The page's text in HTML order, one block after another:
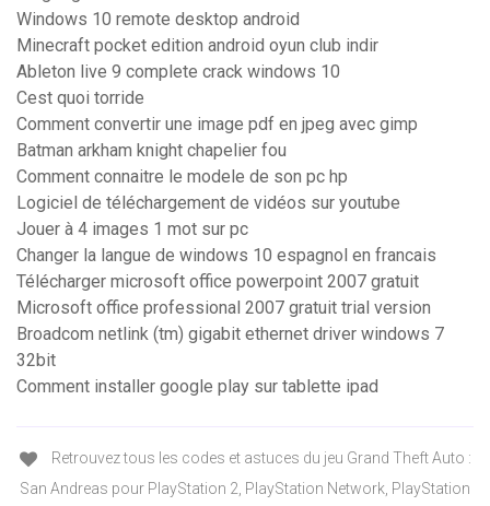
Windows 10 remote desktop android
Minecraft pocket edition android oyun club indir
Ableton live 9 complete crack windows 10
Cest quoi torride
Comment convertir une image pdf en jpeg avec gimp
Batman arkham knight chapelier fou
Comment connaitre le modele de son pc hp
Logiciel de téléchargement de vidéos sur youtube
Jouer à 4 images 1 mot sur pc
Changer la langue de windows 10 espagnol en francais
Télécharger microsoft office powerpoint 2007 gratuit
Microsoft office professional 2007 gratuit trial version
Broadcom netlink (tm) gigabit ethernet driver windows 7
32bit
Comment installer google play sur tablette ipad
Retrouvez tous les codes et astuces du jeu Grand Theft Auto :
San Andreas pour PlayStation 2, PlayStation Network, PlayStation